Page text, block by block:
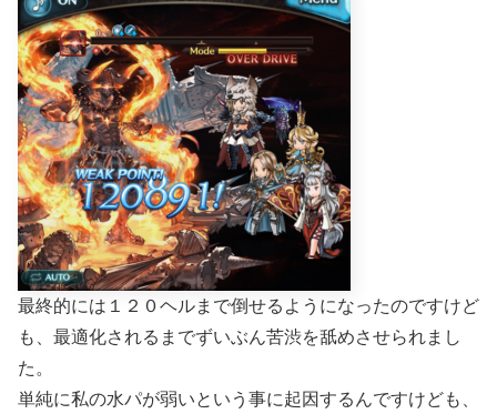
最終的には１２０ヘルまで倒せるようになったのですけど
も、最適化されるまでずいぶん苦渋を舐めさせられまし
た。
単純に私の水パが弱いという事に起因するんですけども、